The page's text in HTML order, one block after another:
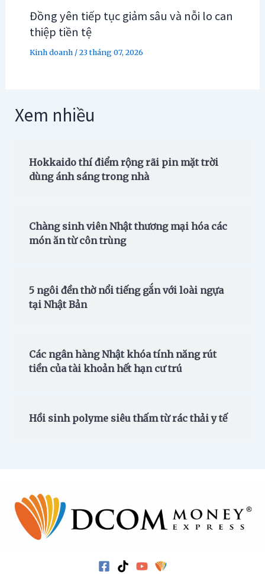
Đồng yên tiếp tục giảm sâu và nỗi lo can
thiệp tiền tệ
Kinh doanh/23 tháng 07, 2026
Xem nhiều
Hokkaido thí điểm rộng rãi pin mặt trời
dùng ánh sáng trong nhà
Chàng sinh viên Nhật thương mại hóa các
món ăn từ côn trùng
5 ngôi đền thờ nổi tiếng gắn với loài ngựa
tại Nhật Bản
Các ngân hàng Nhật khóa tính năng rút
tiền của tài khoản hết hạn cư trú
Hồi sinh polyme siêu thấm từ rác thải y tế